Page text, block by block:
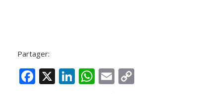
Partager:
F X Li W E